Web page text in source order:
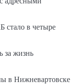
стало в четыре
за жизнь
в Нижневартовске